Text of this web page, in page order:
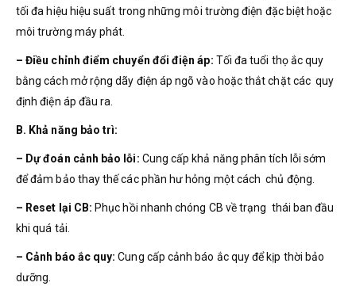
tối đa hiệu hiệu suất trong những môi trường điện đặc biệt hoặc
môi trường máy phát.
– Điều chỉnh điểm chuyển đổi điện áp: Tối đa tuổi thọ ắc quy
bằng cách mở rộng dãy điện áp ngõ vào hoặc thắt chặt các quy
định điện áp đầu ra.
B. Khả năng bảo trì:
– Dự đoán cảnh bảo lỗi: Cung cấp khả năng phân tích lỗi sớm
để đảm bảo thay thế các phần hư hỏng một cách chủ động.
– Reset lại CB: Phục hồi nhanh chóng CB về trạng thái ban đầu
khi quá tải.
– Cảnh báo ắc quy: Cung cấp cảnh báo ắc quy để kịp thời bảo
dưỡng.